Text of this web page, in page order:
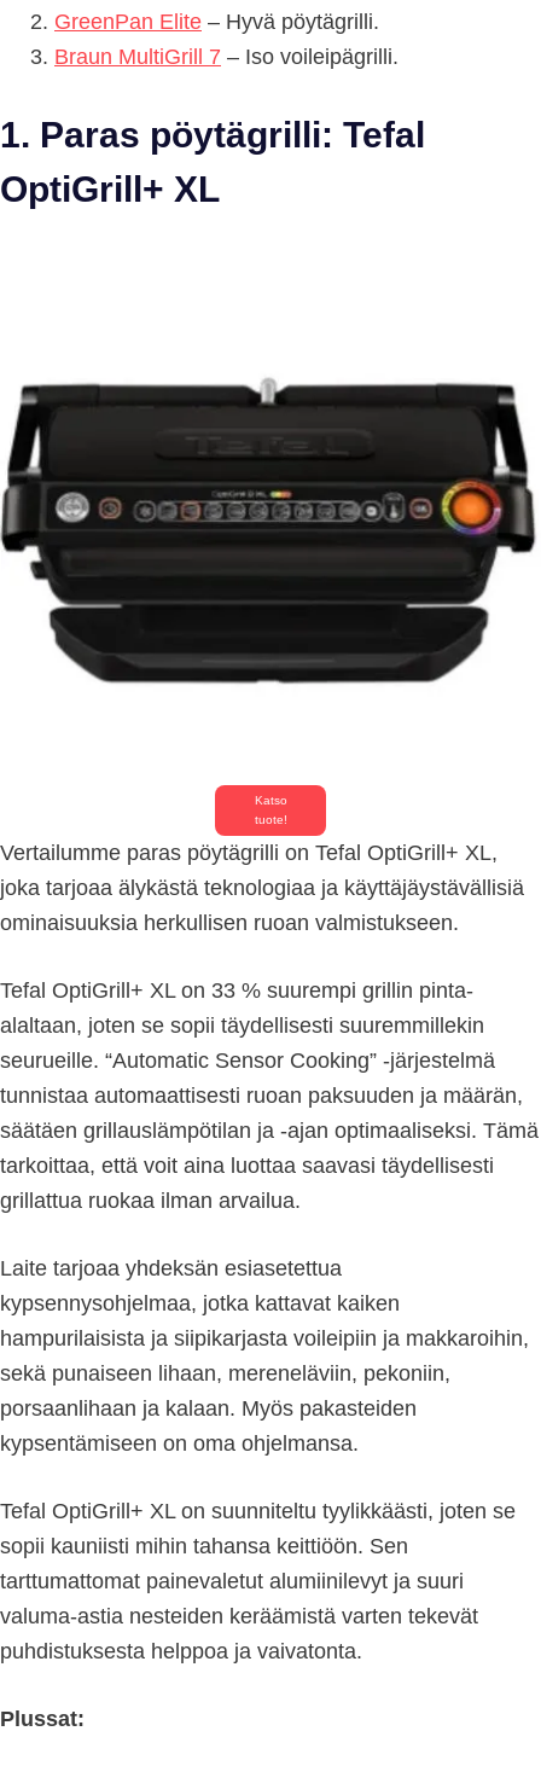
GreenPan Elite – Hyvä pöytägrilli.
Braun MultiGrill 7 – Iso voileipägrilli.
1. Paras pöytägrilli: Tefal
OptiGrill+ XL
Katso
tuote!
Vertailumme paras pöytägrilli on Tefal OptiGrill+ XL,
joka tarjoaa älykästä teknologiaa ja käyttäjäystävällisiä
ominaisuuksia herkullisen ruoan valmistukseen.
Tefal OptiGrill+ XL on 33 % suurempi grillin pinta-
alaltaan, joten se sopii täydellisesti suuremmillekin
seurueille. “Automatic Sensor Cooking” -järjestelmä
tunnistaa automaattisesti ruoan paksuuden ja määrän,
säätäen grillauslämpötilan ja -ajan optimaaliseksi. Tämä
tarkoittaa, että voit aina luottaa saavasi täydellisesti
grillattua ruokaa ilman arvailua.
Laite tarjoaa yhdeksän esiasetettua
kypsennysohjelmaa, jotka kattavat kaiken
hampurilaisista ja siipikarjasta voileipiin ja makkaroihin,
sekä punaiseen lihaan, mereneläviin, pekoniin,
porsaanlihaan ja kalaan. Myös pakasteiden
kypsentämiseen on oma ohjelmansa.
Tefal OptiGrill+ XL on suunniteltu tyylikkäästi, joten se
sopii kauniisti mihin tahansa keittiöön. Sen
tarttumattomat painevaletut alumiinilevyt ja suuri
valuma-astia nesteiden keräämistä varten tekevät
puhdistuksesta helppoa ja vaivatonta.
Plussat: